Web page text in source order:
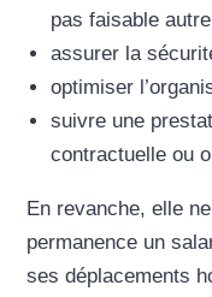
pas faisable
assurer la
optimiser
suivre une
contractuelle ou
En revanche, elle
permanence un
ses déplacements